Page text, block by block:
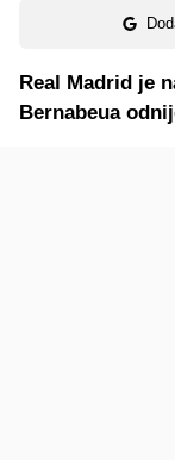
Real Madrid je
Bernabeua